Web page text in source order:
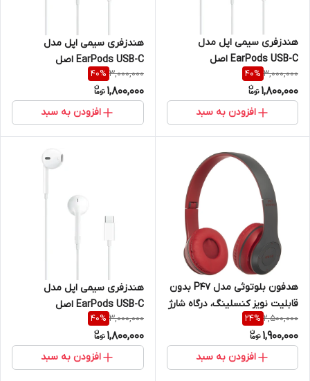
هندزفری سیمی اپل مدل
EarPods USB-C اصل
3,000,000
40%
1,800,000
افزودن به سبد
هندزفری سیمی اپل مدل
EarPods USB-C اصل
3,000,000
40%
1,800,000
افزودن به سبد
هدفون بلوتوثی مدل P47 بدون
قابلیت نویز کنسلینگ، درگاه شارژ
Micro USB، دارای شیار کارت
حافظه
2,500,000
24%
1,900,000
افزودن به سبد
هندزفری سیمی اپل مدل
EarPods USB-C اصل
3,000,000
40%
1,800,000
افزودن به سبد